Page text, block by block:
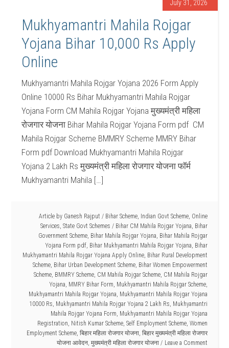
July 31, 2026
Mukhyamantri Mahila Rojgar
Yojana Bihar 10,000 Rs Apply
Online
Mukhyamantri Mahila Rojgar Yojana 2026 Form Apply
Online 10000 Rs Bihar Mukhyamantri Mahila Rojgar
Yojana Form CM Mahila Rojgar Yojana मुख्यमंत्री महिला
रोजगार योजना Bihar Mahila Rojgar Yojana Form pdf CM
Mahila Rojgar Scheme BMMRY Scheme MMRY Bihar
Form pdf Download Mukhyamantri Mahila Rojgar
Yojana 2 Lakh Rs मुख्यमंत्री महिला रोजगार योजना फॉर्म
Mukhyamantri Mahila […]
Article by Ganesh Rajput / Bihar Scheme, Indian Govt Scheme, Online
Services, State Govt Schemes / Bihar CM Mahila Rojgar Yojana, Bihar
Government Scheme, Bihar Mahila Rojgar Yojana, Bihar Mahila Rojgar
Yojana Form pdf, Bihar Mukhyamantri Mahila Rojgar Yojana, Bihar
Mukhyamantri Mahila Rojgar Yojana Apply Online, Bihar Rural Development
Scheme, Bihar Urban Development Scheme, Bihar Women Empowerment
Scheme, BMMRY Scheme, CM Mahila Rojgar Scheme, CM Mahila Rojgar
Yojana, MMRY Bihar Form, Mukhyamantri Mahila Rojgar Scheme,
Mukhyamantri Mahila Rojgar Yojana, Mukhyamantri Mahila Rojgar Yojana
10000 Rs, Mukhyamantri Mahila Rojgar Yojana 2 Lakh Rs, Mukhyamantri
Mahila Rojgar Yojana Form, Mukhyamantri Mahila Rojgar Yojana
Registration, Nitish Kumar Scheme, Self Employment Scheme, Women
Employment Scheme, बिहार महिला रोजगार योजना, बिहार मुख्यमंत्री महिला रोजगार
योजना आवेदन, मुख्यमंत्री महिला रोजगार योजना Leave a Comment